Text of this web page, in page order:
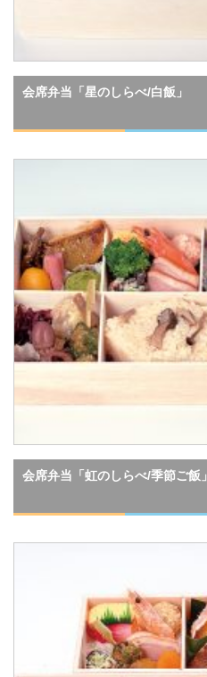
会席弁当「星のしらべ/白飯」
会席弁当「虹のしらべ/季節ご飯」